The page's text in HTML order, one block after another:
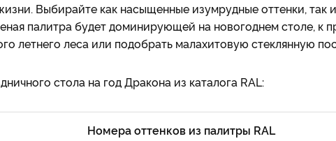
Выбирайте как насыщенные изумрудные оттенки, так и
палитра будет доминирующей на новогоднем столе, к
летнего леса или подобрать малахитовую стеклянную
стола на год Дракона из каталога RAL:
Номера оттенков из палитры RAL